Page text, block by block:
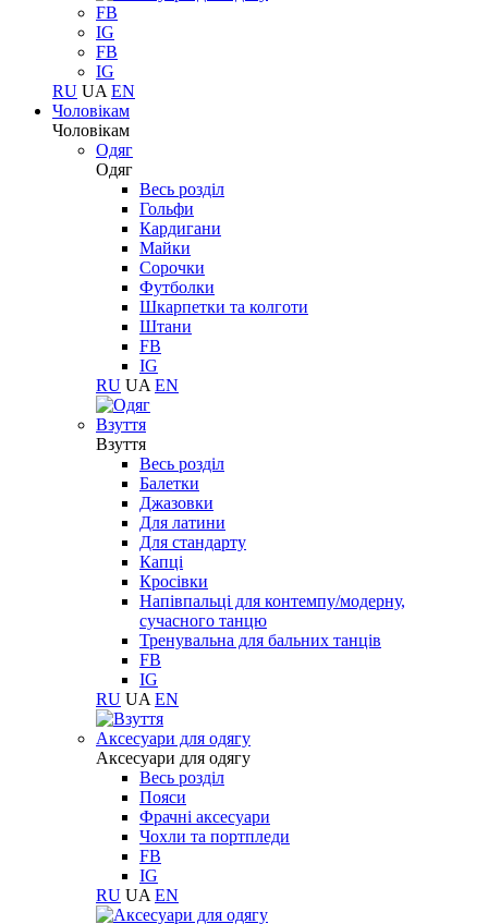
FB
IG
FB
IG
RU UA EN
Чоловікам
Чоловікам
Одяг
Одяг
Весь розділ
Гольфи
Кардигани
Майки
Сорочки
Футболки
Шкарпетки та колготи
Штани
FB
IG
RU UA EN
Взуття
Взуття
Весь розділ
Балетки
Джазовки
Для латини
Для стандарту
Капці
Кросівки
Напівпальці для контемпу/модерну,
сучасного танцю
Тренувальна для бальних танців
FB
IG
RU UA EN
Aксесуари для одягу
Aксесуари для одягу
Весь розділ
Пояси
Фрачні аксесуари
Чохли та портпледи
FB
IG
RU UA EN